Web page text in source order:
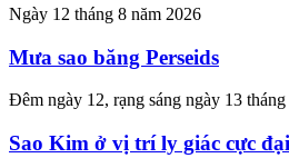
Ngày 12 tháng 8 năm 2026
Mưa sao băng Perseids
Đêm ngày 12, rạng sáng ngày 13
Sao Kim ở vị trí ly giác cực